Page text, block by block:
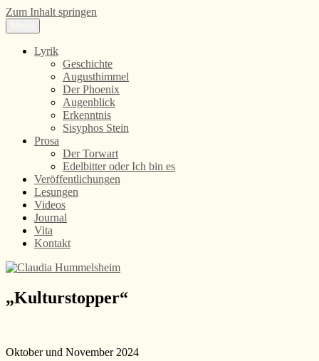
Zum Inhalt springen
Claudia Hummelsheim
Lyrik
Lyrik
Geschichte
Augusthimmel
Der Phoenix
Augenblick
Erkenntnis
Sisyphos Stein
Prosa
Der Torwart
Edelbitter oder Ich bin es
Veröffentlichungen
Lesungen
Videos
Journal
Vita
Kontakt
„Kulturstopper“
Oktober und November 2024